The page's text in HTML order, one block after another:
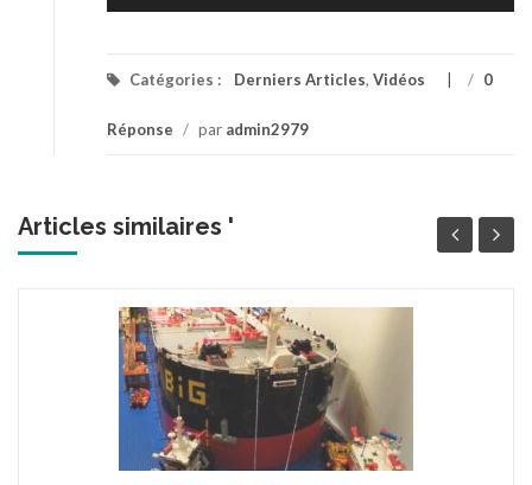
Catégories : Derniers Articles, Vidéos / 0
Réponse / par admin2979
Articles similaires '